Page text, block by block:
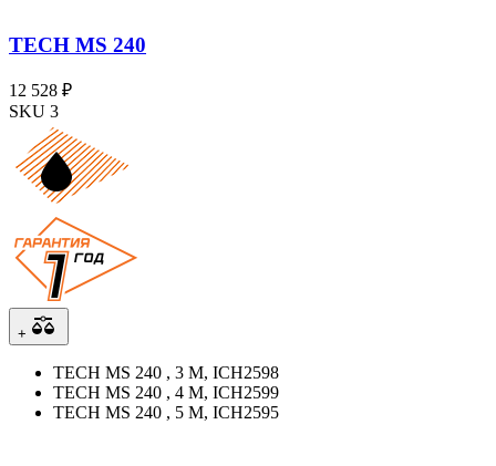
TECH MS 240
12 528 ₽
SKU 3
+
TECH MS 240 , 3 М, ICH2598
TECH MS 240 , 4 М, ICH2599
TECH MS 240 , 5 М, ICH2595